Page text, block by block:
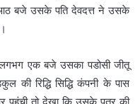
बजे उसके पति देवदत्त ने उसके
एक बजे उसका पडोसी जीतू
रिद्धि सिद्धि कंपनी के पास